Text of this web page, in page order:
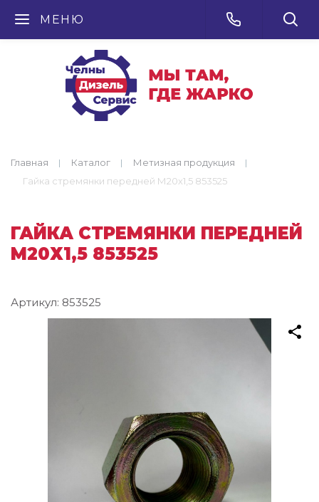
МЕНЮ
Главная Каталог
Метизная продукция
Гайка стремянки передней М20х1,5 853525
ГАЙКА СТРЕМЯНКИ ПЕРЕДНЕЙ
М20Х1,5 853525
Артикул: 853525